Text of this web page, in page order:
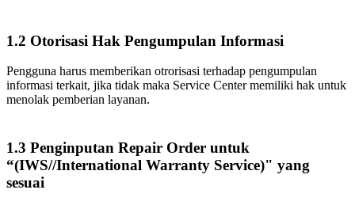
1.2 Otorisasi Hak Pengumpulan Informasi
Pengguna harus memberikan otrorisasi terhadap pengumpulan
informasi terkait, jika tidak maka Service Center memiliki hak untuk
menolak pemberian layanan.
1.3 Penginputan Repair Order untuk
“(IWS//International Warranty Service)" yang
sesuai